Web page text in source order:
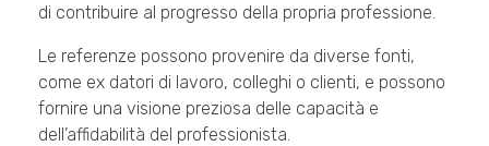
di contribuire al progresso della propria professione.
Le referenze possono provenire da diverse fonti,
come ex datori di lavoro, colleghi o clienti, e possono
fornire una visione preziosa delle capacità e
dell’affidabilità del professionista.